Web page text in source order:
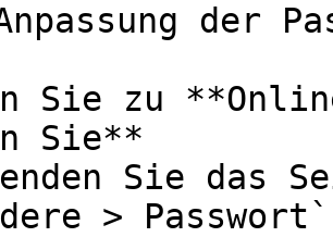
der
Sie zu
Sie**
Sie das
> Passwort`